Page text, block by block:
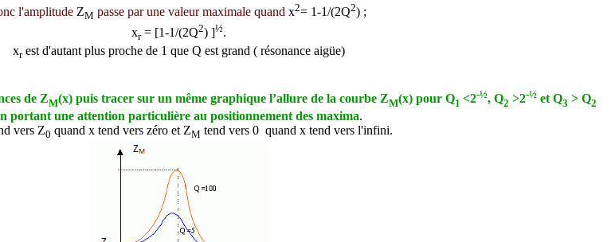
l'amplitude ZM passe par une valeur maximale quand x2= 1-1/(2Q2) ;
xr= [1-1/(2Q2) ]½.
xrest d'autant plus proche de 1 que Q est grand ( résonance aigüe)
de ZM(x) puis tracer sur un même graphique l’allure de la courbe ZM(x) pour Q1 <2-½, Q2 >2-½ et Q3 > Q2
portant une attention particulière au positionnement des maxima.
vers Z0 quand x tend vers zéro et ZM tend vers 0 quand x tend vers l'infini.